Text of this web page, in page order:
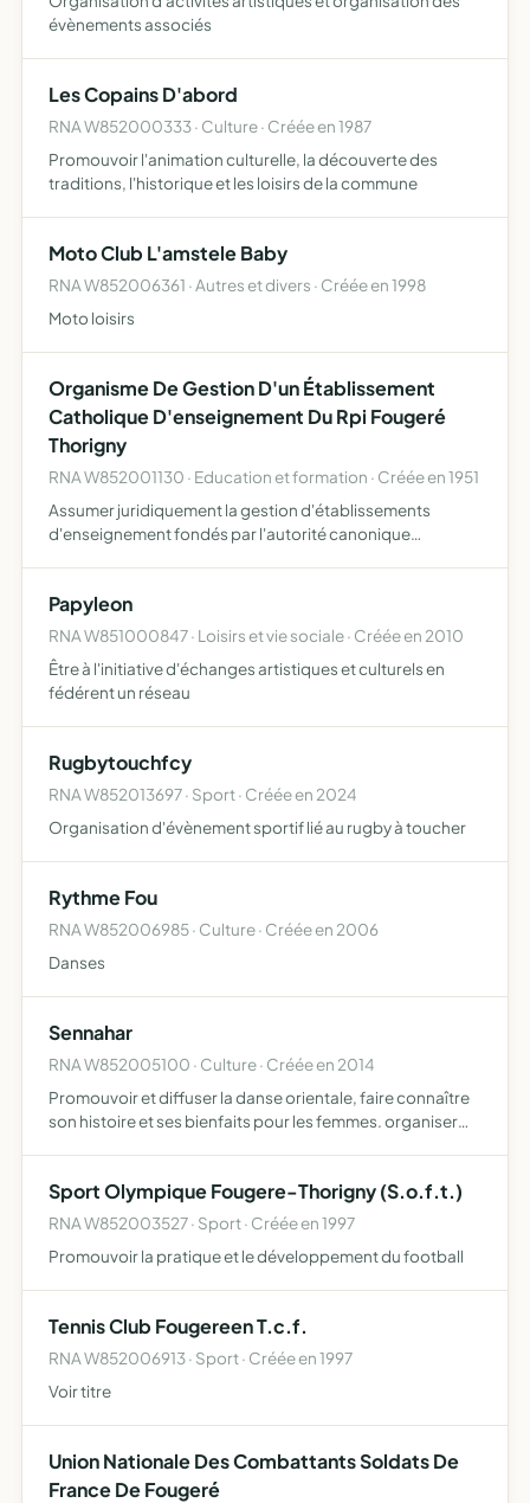
évènements associés
Les Copains D'abord
RNA W852000333 · Culture · Créée en 1987
Promouvoir l'animation culturelle, la découverte des
traditions, l'historique et les loisirs de la commune
Moto Club L'amstele Baby
RNA W852006361 · Autres et divers · Créée en 1998
Moto loisirs
Organisme De Gestion D'un Établissement
Catholique D'enseignement Du Rpi Fougeré
Thorigny
RNA W852001130 · Education et formation · Créée en 1951
Assumer juridiquement la gestion d'établissements
d'enseignement fondés par l'autorité canonique
Papyleon
RNA W851000847 · Loisirs et vie sociale · Créée en 2010
Être à l'initiative d'échanges artistiques et culturels en
fédérent un réseau
Rugbytouchfcy
RNA W852013697 · Sport · Créée en 2024
Organisation d'évènement sportif lié au rugby à toucher
Rythme Fou
RNA W852006985 · Culture · Créée en 2006
Danses
Sennahar
RNA W852005100 · Culture · Créée en 2014
Promouvoir et diffuser la danse orientale, faire connaître
son histoire et ses bienfaits pour les femmes. organiser
Sport Olympique Fougere-Thorigny (S.o.f.t.)
RNA W852003527 · Sport · Créée en 1997
Promouvoir la pratique et le développement du football
Tennis Club Fougereen T.c.f.
RNA W852006913 · Sport · Créée en 1997
Voir titre
Union Nationale Des Combattants Soldats De
France De Fougeré